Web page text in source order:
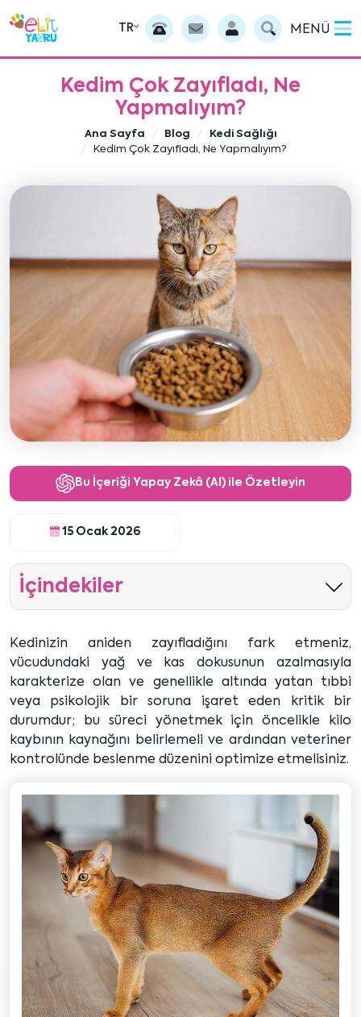
TR MENÜ
Kedim Çok Zayıfladı, Ne
Yapmalıyım?
Ana Sayfa Blog
Kedi Sağlığı
Kedim Çok Zayıfladı, Ne Yapmalıyım?
Bu İçeriği Yapay Zekâ (AI) ile Özetleyin
15 Ocak 2026
İçindekiler
Kedinizin aniden zayıfladığını fark etmeniz,
vücudundaki yağ ve kas dokusunun azalmasıyla
karakterize olan ve genellikle altında yatan tıbbi
veya psikolojik bir soruna işaret eden kritik bir
durumdur; bu süreci yönetmek için öncelikle kilo
kaybının kaynağını belirlemeli ve ardından veteriner
kontrolünde beslenme düzenini optimize etmelisiniz.